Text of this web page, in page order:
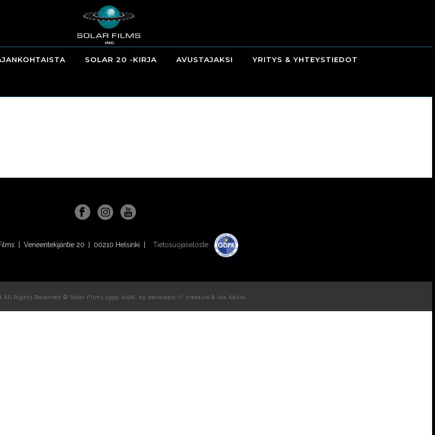
SOLAR 20 -KIRJA AVUSTAJAKSI YRITYS & YHTEYSTIEDOT
| Veneentekijäntie 20 | 00210 Helsinki | Tietosuojaseloste
All Rights Reserved © Solar Films 1995-2026, by developit // creative & Ida Kallio